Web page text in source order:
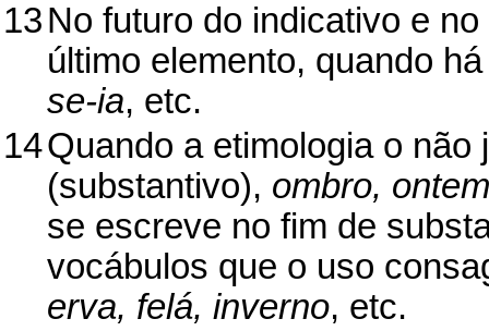
13No futuro do indicativo e
último elemento, quando
se-ia, etc.
14Quando a etimologia o
(substantivo), ombro, ontem
se escreve no fim de
vocábulos que o uso
erva, felá, inverno, etc.